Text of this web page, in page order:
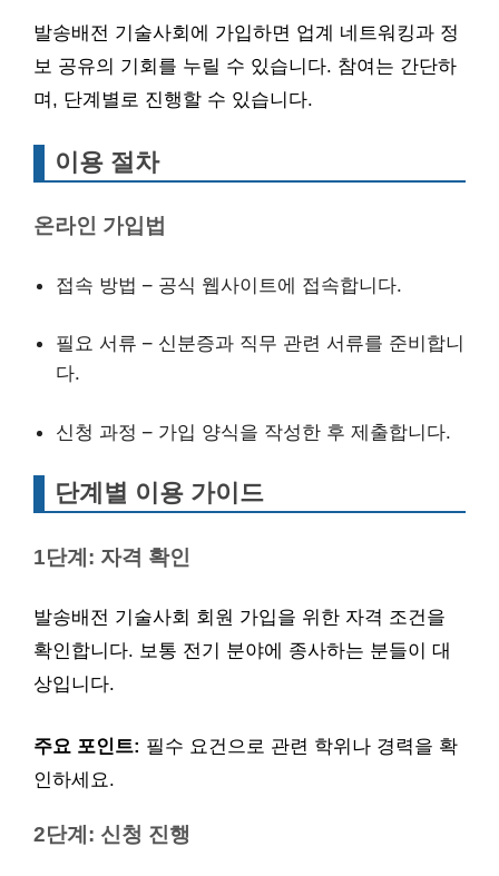
발송배전 기술사회에 가입하면 업계 네트워킹과 정
보 공유의 기회를 누릴 수 있습니다. 참여는 간단하
며, 단계별로 진행할 수 있습니다.
이용 절차
온라인 가입법
접속 방법 – 공식 웹사이트에 접속합니다.
필요 서류 – 신분증과 직무 관련 서류를 준비합니
다.
신청 과정 – 가입 양식을 작성한 후 제출합니다.
단계별 이용 가이드
1단계: 자격 확인
발송배전 기술사회 회원 가입을 위한 자격 조건을
확인합니다. 보통 전기 분야에 종사하는 분들이 대
상입니다.
주요 포인트: 필수 요건으로 관련 학위나 경력을 확
인하세요.
2단계: 신청 진행